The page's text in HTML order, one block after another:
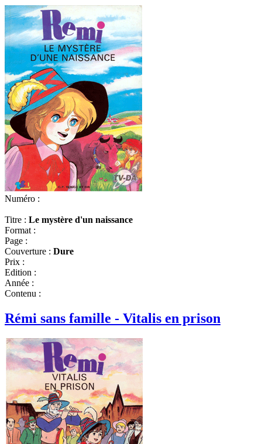
Numéro :
Titre : Le mystère d'un naissance
Format :
Page :
Couverture : Dure
Prix :
Edition :
Année :
Contenu :
Rémi sans famille - Vitalis en prison